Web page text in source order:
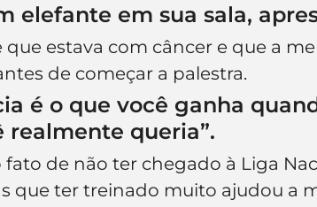
elefante em sua sala,
estava com câncer e que a
de começar a palestra.
é o que você ganha
realmente queria”.
fato de não ter chegado à Liga
que ter treinado muito ajudou a